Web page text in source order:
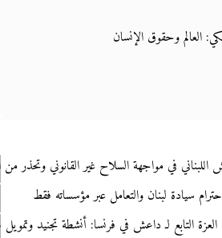
العالم وحقوق الإنسان
اللبناني في مواجهة السلاح غير القانوني وتحذر من
سيادة لبنان والتعامل عبر مؤسساته فقط
العزة التابع لـ داعش في فرنسا: أنشطة تجنيد